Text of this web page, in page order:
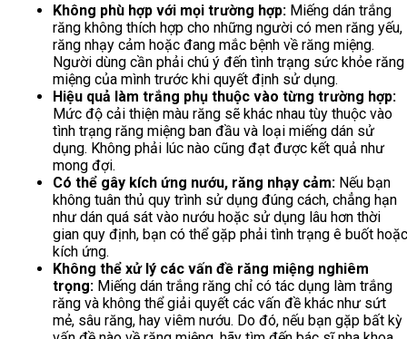
Không phù hợp với mọi trường hợp: Miếng dán trắng
răng không thích hợp cho những người có men răng yếu,
răng nhạy cảm hoặc đang mắc bệnh về răng miệng.
Người dùng cần phải chú ý đến tình trạng sức khỏe răng
miệng của mình trước khi quyết định sử dụng.
Hiệu quả làm trắng phụ thuộc vào từng trường hợp:
Mức độ cải thiện màu răng sẽ khác nhau tùy thuộc vào
tình trạng răng miệng ban đầu và loại miếng dán sử
dụng. Không phải lúc nào cũng đạt được kết quả như
mong đợi.
Có thể gây kích ứng nướu, răng nhạy cảm: Nếu bạn
không tuân thủ quy trình sử dụng đúng cách, chẳng hạn
như dán quá sát vào nướu hoặc sử dụng lâu hơn thời
gian quy định, bạn có thể gặp phải tình trạng ê buốt hoặc
kích ứng.
Không thể xử lý các vấn đề răng miệng nghiêm
trọng: Miếng dán trắng răng chỉ có tác dụng làm trắng
răng và không thể giải quyết các vấn đề khác như sứt
mẻ, sâu răng, hay viêm nướu. Do đó, nếu bạn gặp bất kỳ